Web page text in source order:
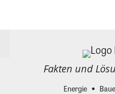
Fakten und
Energie